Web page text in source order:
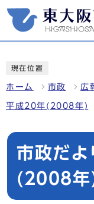
現在位置
ホーム 市政 広
平成20年(2008年)
市政だ
(2008年